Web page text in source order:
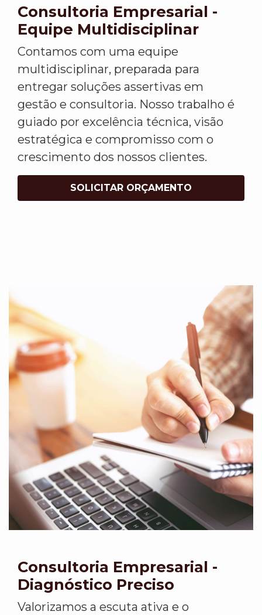
Consultoria Empresarial -
Equipe Multidisciplinar
Contamos com uma equipe
multidisciplinar, preparada para
entregar soluções assertivas em
gestão e consultoria. Nosso trabalho é
guiado por excelência técnica, visão
estratégica e compromisso com o
crescimento dos nossos clientes.
SOLICITAR ORÇAMENTO
Consultoria Empresarial -
Diagnóstico Preciso
Valorizamos a escuta ativa e o